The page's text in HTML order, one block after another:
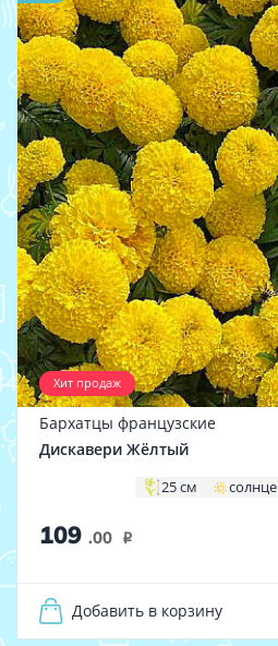
Хит продаж
Бархатцы французские
Дискавери Жёлтый
25 см солнце
109 .00 i
Добавить в корзину